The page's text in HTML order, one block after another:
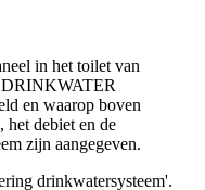
drinkwatersysteem'.